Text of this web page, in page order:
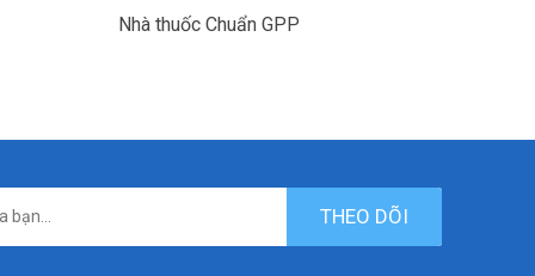
Nhà thuốc Chuẩn GPP
THEO DÕI